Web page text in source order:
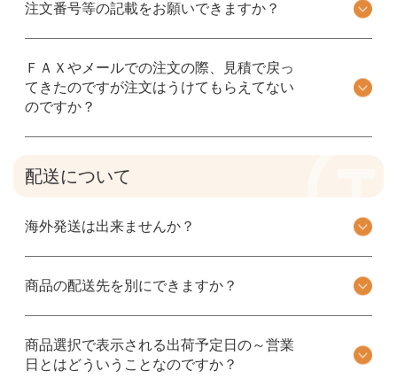
注文番号等の記載をお願いできますか？
ＦＡＸやメールでの注文の際、見積で戻っ
てきたのですが注文はうけてもらえてない
のですか？
配送について
海外発送は出来ませんか？
商品の配送先を別にできますか？
商品選択で表示される出荷予定日の～営業
日とはどういうことなのですか？